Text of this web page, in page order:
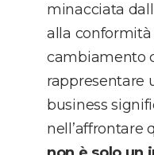
minacciata
alla conformità
cambiamento
rappresentare
business
nell’affrontare